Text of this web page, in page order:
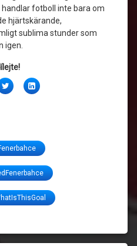
handlar fotboll inte bara om
hjärtskärande,
sublima stunder som
igen.
TwitterLinkedIn